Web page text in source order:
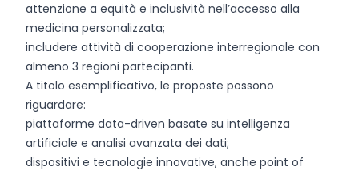
attenzione a equità e inclusività nell’accesso alla
medicina personalizzata;
includere attività di cooperazione interregionale con
almeno 3 regioni partecipanti.
A titolo esemplificativo, le proposte possono
riguardare:
piattaforme data-driven basate su intelligenza
artificiale e analisi avanzata dei dati;
dispositivi e tecnologie innovative, anche point of